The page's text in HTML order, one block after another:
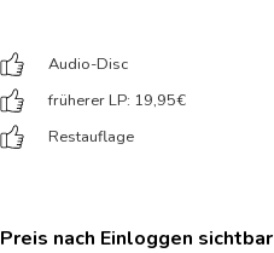
Audio-Disc
früherer LP: 19,95€
Restauflage
Preis nach Einloggen sichtbar